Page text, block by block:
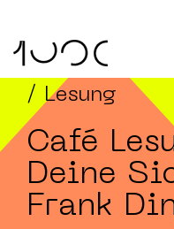
/ Lesung
Café
Deine
Frank